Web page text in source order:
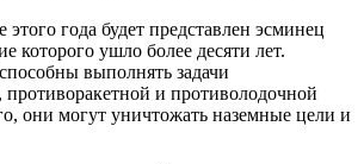
года будет представлен эсминец
которого ушло более десяти лет.
выполнять задачи
и противолодочной
они могут уничтожать наземные цели и